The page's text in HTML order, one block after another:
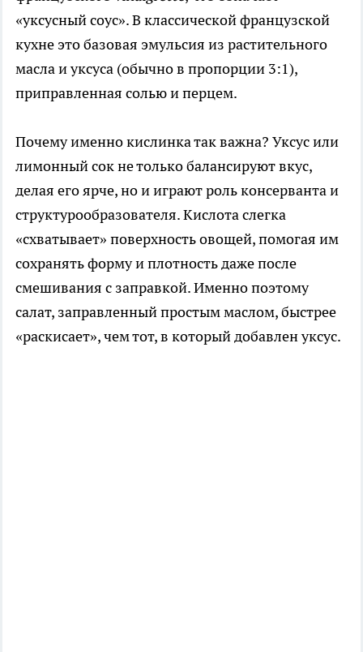
«уксусный соус». В классической французской
кухне это базовая эмульсия из растительного
масла и уксуса (обычно в пропорции 3:1),
приправленная солью и перцем.
Почему именно кислинка так важна? Уксус или
лимонный сок не только балансируют вкус,
делая его ярче, но и играют роль консерванта и
структурообразователя. Кислота слегка
«схватывает» поверхность овощей, помогая им
сохранять форму и плотность даже после
смешивания с заправкой. Именно поэтому
салат, заправленный простым маслом, быстрее
«раскисает», чем тот, в который добавлен уксус.